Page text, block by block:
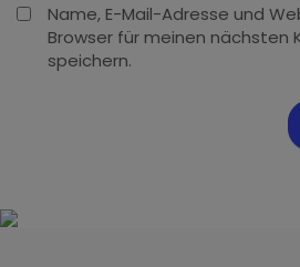
Name, E-Mail-Adresse und
Browser für meinen nächsten
speichern.